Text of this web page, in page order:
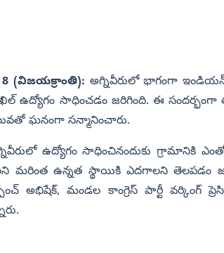
8 (విజయక్రాంతి): అగ్నివీరులో భాగంగా
ఉద్యోగం సాధించడం జరిగింది. ఈ
ఘనంగా సన్మానించారు.
ఉద్యోగం సాధించినందుకు గ్రామానికి
మరింత ఉన్నత స్థాయికి ఎదగాలని తెలపడం
అభిషేక్, మండల కాంగ్రెస్ పార్టీ వర్కింగ్